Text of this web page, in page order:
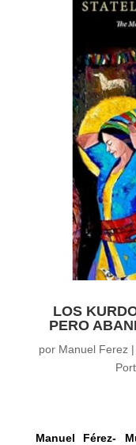
LOS
PERO
por Manuel Ferez
Manuel Férez-